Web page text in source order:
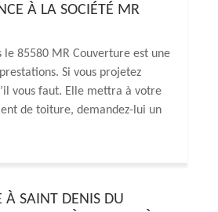
À LA SOCIÉTÉ MR
le 85580 MR Couverture est une
Si vous projetez
vous faut. Elle mettra à votre
de toiture, demandez-lui un
À SAINT DENIS DU